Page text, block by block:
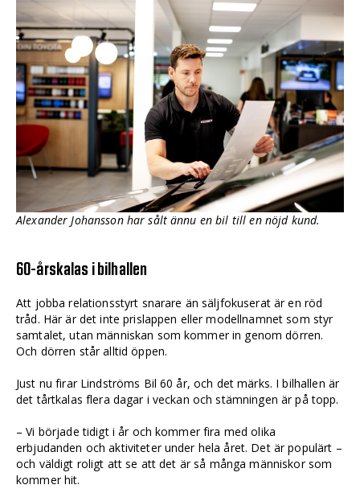
Alexander Johansson har sålt ännu en bil till en nöjd kund.
60-årskalas i bilhallen
Att jobba relationsstyrt snarare än ­säljfokuserat är en röd
tråd. Här är det inte prislappen eller modellnamnet som styr
samtalet, utan människan som kommer in genom dörren.
Och dörren står alltid öppen.
Just nu firar Lindströms Bil 60 år, och det märks. I bilhallen är
det tårtkalas flera dagar i veckan och stämningen är på topp.
– Vi började tidigt i år och kommer fira med olika
erbjudanden och aktiviteter under hela året. Det är populärt –
och väldigt roligt att se att det är så många människor som
kommer hit.